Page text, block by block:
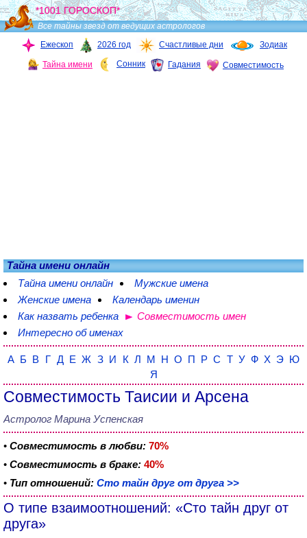
*1001 ГОРОСКОП*
Все тайны звезд от ведущих астрологов
Ежескоп
2026 год Счастливые дни Зодиак
Тайна имени Сонник Гадания Совместимость
Тайна имени онлайн
Тайна имени онлайн
Мужские имена
Женские имена
Календарь именин
Как назвать ребенка
Совместимость имен
Интересно об именах
А Б В Г Д Е Ж З И К Л М Н О П Р С Т У Ф Х Э Ю
Я
Совместимость Таисии и Арсена
Астролог Марина Успенская
• Совместимость в любви: 70%
• Совместимость в браке: 40%
• Тип отношений: Сто тайн друг от друга >>
О типе взаимоотношений: «Сто тайн друг от
друга»